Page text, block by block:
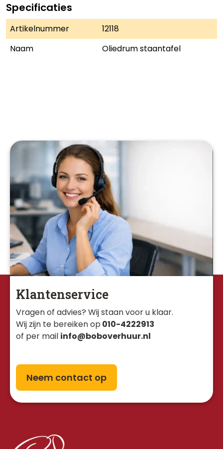
Specificaties
Artikelnummer
12118
Naam
Oliedrum staantafel
Klantenservice
Vragen of advies? Wij staan voor u klaar.
Wij zijn te bereiken op 010-4222913
of per mail info@boboverhuur.nl
Neem contact op